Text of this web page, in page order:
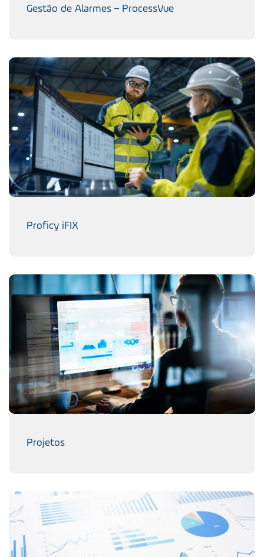
Gestão de Alarmes – ProcessVue
Proficy iFIX
Projetos